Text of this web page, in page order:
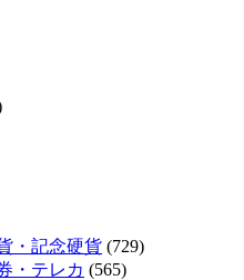
・記念硬貨 (729)
・テレカ (565)